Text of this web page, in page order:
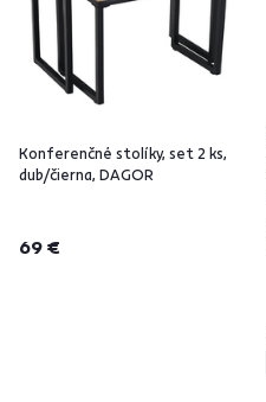
Konferenčné stolíky, set 2 ks,
dub/čierna, DAGOR
69 €